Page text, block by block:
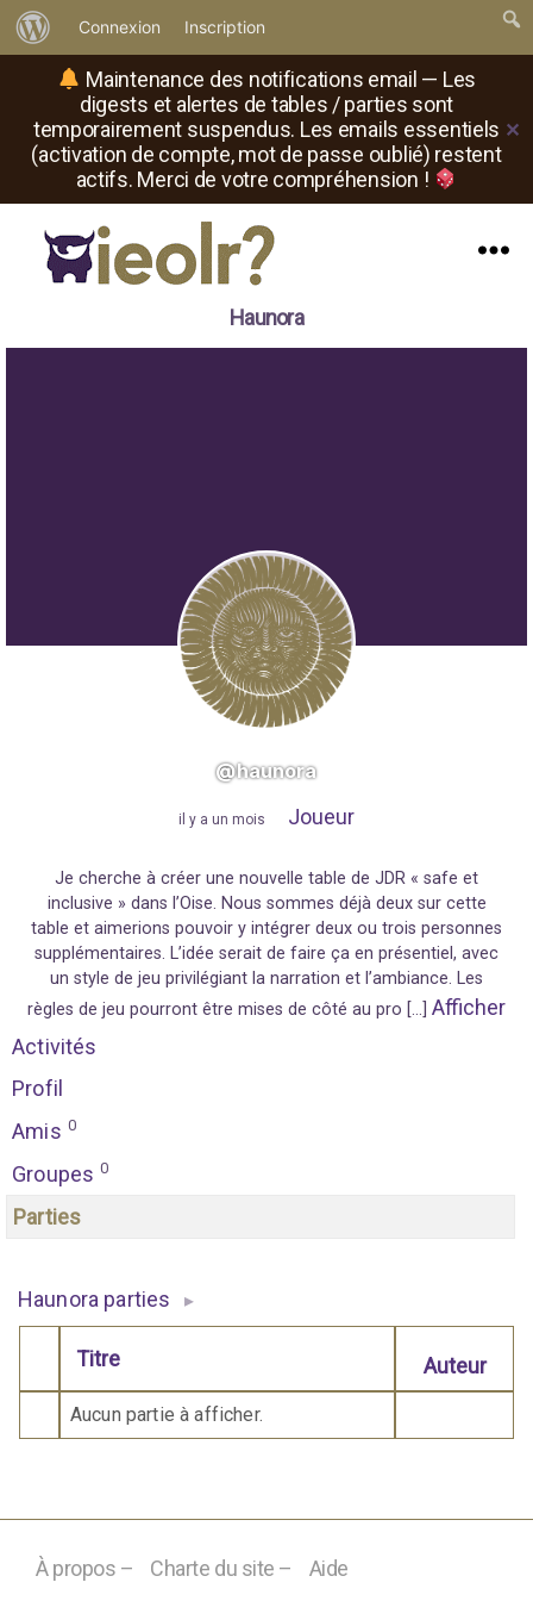
Maintenance des notifications email — Les
digests et alertes de tables / parties sont
temporairement suspendus. Les emails essentiels
(activation de compte, mot de passe oublié) restent
actifs. Merci de votre compréhension !
✕
propos
de
WordPress
Connexion Inscription
où
Haunora
@haunora
il y a un mois Joueur
Je cherche à créer une nouvelle table de JDR « safe et
inclusive » dans l’Oise. Nous sommes déjà deux sur cette
table et aimerions pouvoir y intégrer deux ou trois personnes
supplémentaires. L’idée serait de faire ça en présentiel, avec
un style de jeu privilégiant la narration et l’ambiance. Les
règles de jeu pourront être mises de côté au pro […] Afficher
Activités
Profil
Amis 0
Groupes 0
Parties
Haunora parties ▸
Comporte des pièces jointes
Titre Auteur
Aucun partie à afficher.
À propos – Charte du site – Aide